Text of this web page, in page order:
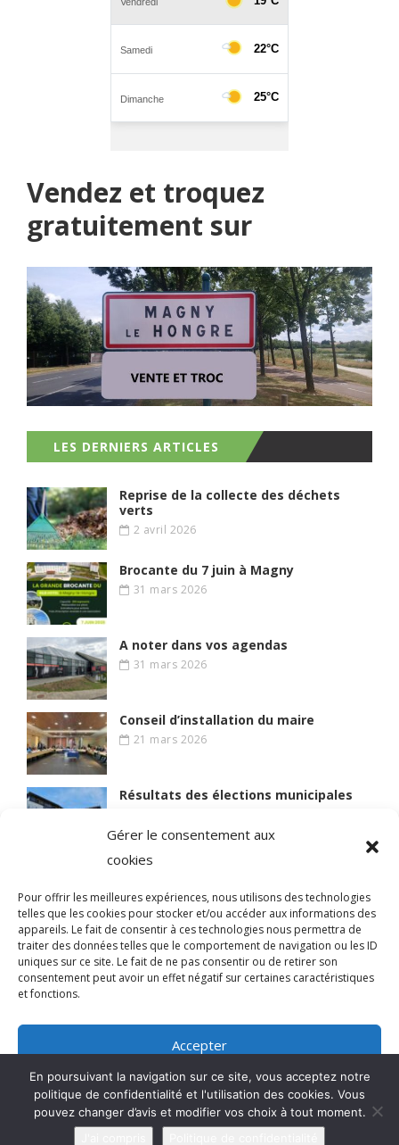
Gérer le consentement aux
cookies
Pour offrir les meilleures expériences, nous utilisons des technologies
telles que les cookies pour stocker et/ou accéder aux informations des
appareils. Le fait de consentir à ces technologies nous permettra de
traiter des données telles que le comportement de navigation ou les ID
uniques sur ce site. Le fait de ne pas consentir ou de retirer son
consentement peut avoir un effet négatif sur certaines caractéristiques
et fonctions.
Accepter
Refuser
Voir les préférences
Vendez et troquez
gratuitement sur
LES DERNIERS ARTICLES
Reprise de la collecte des déchets
verts
2 avril 2026
Brocante du 7 juin à Magny
31 mars 2026
A noter dans vos agendas
31 mars 2026
Conseil d’installation du maire
21 mars 2026
Résultats des élections municipales
© 2021 BIEN VIVRE A MAGNY
Mentions légales
En poursuivant la navigation sur ce site, vous acceptez notre
politique de confidentialité et l'utilisation des cookies. Vous
pouvez changer d’avis et modifier vos choix à tout moment.